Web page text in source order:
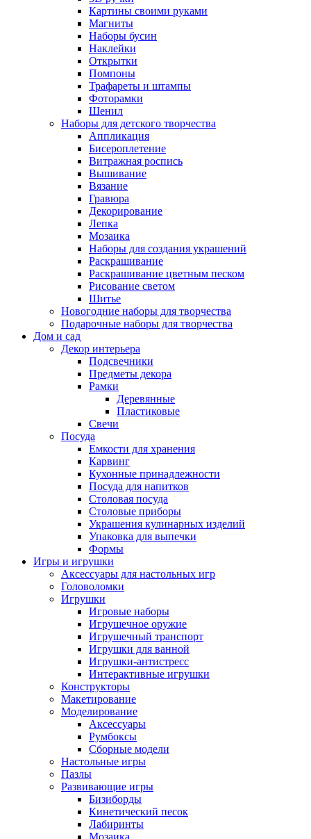
Картины своими руками
Магниты
Наборы бусин
Наклейки
Открытки
Помпоны
Трафареты и штампы
Фоторамки
Шенил
Наборы для детского творчества
Аппликация
Бисероплетение
Витражная роспись
Вышивание
Вязание
Гравюра
Декорирование
Лепка
Мозаика
Наборы для создания украшений
Раскрашивание
Раскрашивание цветным песком
Рисование светом
Шитье
Новогодние наборы для творчества
Подарочные наборы для творчества
Дом и сад
Декор интерьера
Подсвечники
Предметы декора
Рамки
Деревянные
Пластиковые
Свечи
Посуда
Емкости для хранения
Карвинг
Кухонные принадлежности
Посуда для напитков
Столовая посуда
Столовые приборы
Украшения кулинарных изделий
Упаковка для выпечки
Формы
Игры и игрушки
Аксессуары для настольных игр
Головоломки
Игрушки
Игровые наборы
Игрушечное оружие
Игрушечный транспорт
Игрушки для ванной
Игрушки-антистресс
Интерактивные игрушки
Конструкторы
Макетирование
Моделирование
Аксессуары
Румбоксы
Сборные модели
Настольные игры
Пазлы
Развивающие игры
Бизиборды
Кинетический песок
Лабиринты
Мозаика